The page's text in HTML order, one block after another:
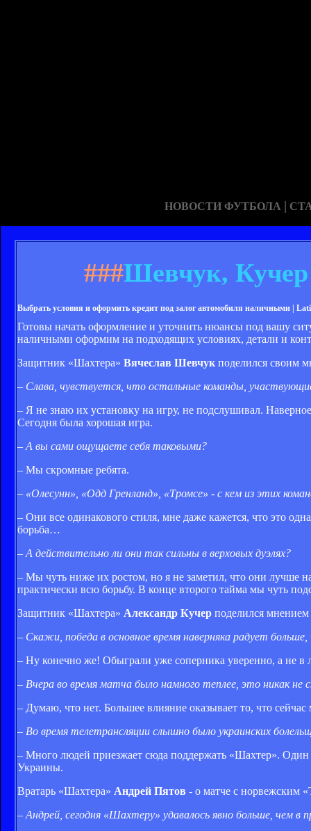
НОВОСТИ ФУТБОЛА |
###Шевчук, Кучер
Выбрать условия и оформить кредит под залог автомобиля наличными |
Готовы начать оформление и уточнить нюансы под вашу
наличными оформим на подходящих условиях, детали и
Защитник «Шахтера» Вячеслав Шевчук поделился своим
– Слава, чувствуется, что остальные команды,
– Я не знаю их установку на игру, не подслушивал.
Сегодня была хорошая игра.
– А вы сами ощущаете себя таковыми?
– Мы скромные ребята.
– «Олесунн», «Одд Гренланд», «Тромсе» - с кем из этих
– Они все одинакового стиля, мне даже кажется, что это
борьба…
– А действительно ли они так сильны в верховых дуэлях?
– Мы чуть ниже их ростом, но я не заметил, что они лучше
практически всю борьбу. В конце второго тайма мы чуть
Защитник «Шахтера» Александр Кучер поделился
– Скажи, победа в основное время наверняка радует
– Ну конечно же! Обыграли уже соперника уверенно, а не в
– Вчера во время матча было намного теплее, это никак не
– Думаю, что нет. Большее влияние оказывает то, что
– Во время телетрансляции слышно было украинских
– Много людей приезжает сюда поддержать «Шахтер».
Украины.
Вратарь «Шахтера» Андрей Пятов - о матче с норвежским
– Андрей, сегодня «Шахтеру» удавалось явно больше, чем в